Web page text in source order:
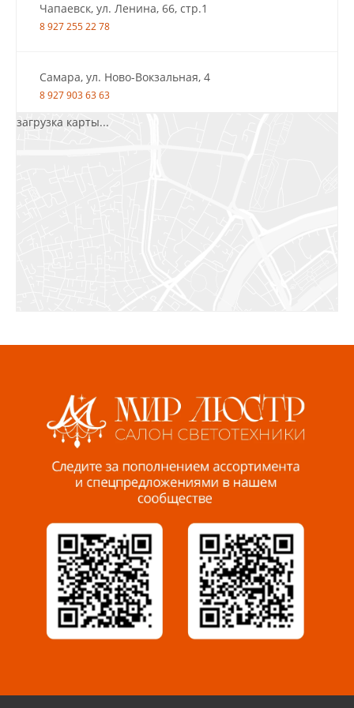
Чапаевск, ул. Ленина, 66, стр.1
8 927 255 22 78
Самара, ул. Ново-Вокзальная, 4
8 927 903 63 63
Пенза, ул. Пролетарская, 61 ТЦ "Стройбери"
Миасс, ул. Романенко, 95
8 922 500 30 39
Сызрань, ул. Декабристов, 1А
8 927 009 54 63
Саратов, ул. Танкистов, 37 (БЦ «Дикомп»)
загрузка карты...